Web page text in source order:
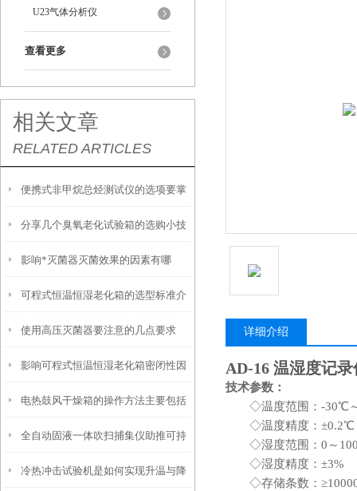
U23气体分析仪
查看更多
相关文章
RELATED ARTICLES
便携式非甲烷总烃测试仪的选项要掌
握这些内容
分享几个臭氧老化试验箱的选购小技
巧
影响*灭菌器灭菌效果的因素有哪
些？
可程式恒温恒湿老化箱的选型标准介
绍
使用高压灭菌器要注意的几点要求
影响可程式恒温恒湿老化箱密闭性因
素有哪些
电热鼓风干燥箱的操作方法主要包括
以下几个方面
全自动固液一体吹扫捕集仪助推可持
续发展
冷热冲击试验机是如何实现升温与降
详细介绍
AD-16 温湿度记录
技术参数：
◇温度范围：-30℃
◇温度精度：±0.2℃
◇湿度范围：0～
◇湿度精度：±3%
◇存储条数：